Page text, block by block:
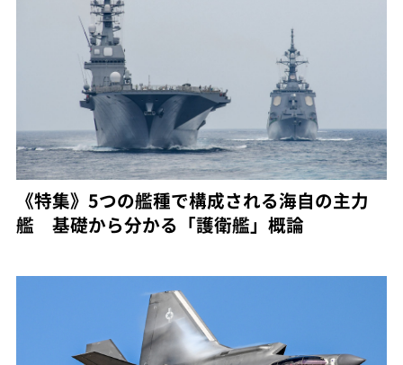
《特集》5つの艦種で構成される海自の主力
艦 基礎から分かる「護衛艦」概論